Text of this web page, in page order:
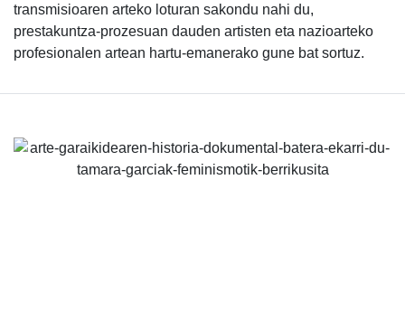
transmisioaren arteko loturan sakondu nahi du,
prestakuntza-prozesuan dauden artisten eta nazioarteko
profesionalen artean hartu-emanerako gune bat sortuz.